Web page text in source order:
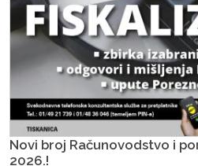
Novi broj Računovodstvo i
2026.!